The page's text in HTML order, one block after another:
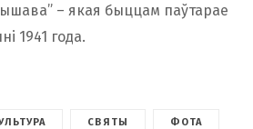
– якая быццам паўтарае
1941 года.
СВЯТЫ ФОТА